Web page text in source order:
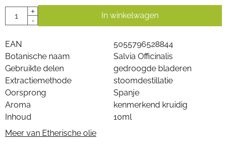
Aantal
+
-
In winkelwagen
EAN
5055796528844
Botanische naam
Salvia Officinalis
Gebruikte delen
gedroogde bladeren
Extractiemethode
stoomdestillatie
Oorsprong
Spanje
Aroma
kenmerkend kruidig
Inhoud
10ml
Meer van Etherische olie